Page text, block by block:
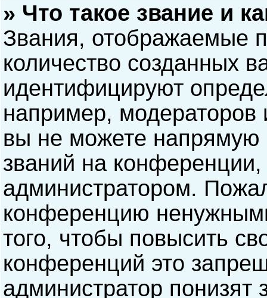
» Что такое звание и
Звания, отображаемые
количество созданных
идентифицируют
например,
вы не можете напрямую
званий на
администратором.
конференцию
того, чтобы повысить
конференций это
администратор понизят